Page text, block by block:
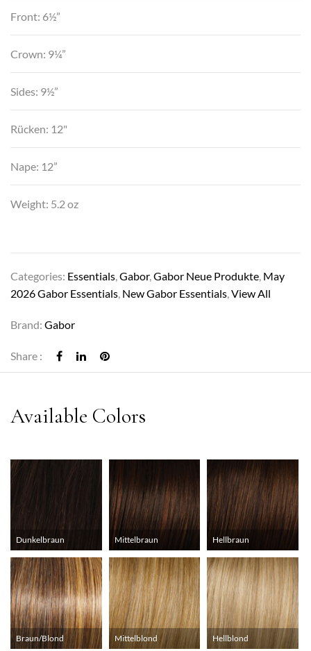
Front: 6½”
Crown: 9¼”
Sides: 9½”
Rücken: 12"
Nape: 12”
Weight: 5.2 oz
Categories: Essentials Gabor, Gabor Neue Produkte May
2026 Gabor Essentials New Gabor Essentials View All
Brand: Gabor
Share :
Dunkelbraun Mittelbraun Hellbraun
Braun/Blond Mittelblond Hellblond